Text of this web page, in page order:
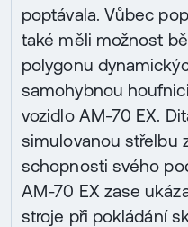
poptávala. Vůbec
také měli možnost
polygonu
samohybnou
vozidlo AM-70 EX.
simulovanou střelbu
schopnosti svého
AM-70 EX zase
stroje při pokládání